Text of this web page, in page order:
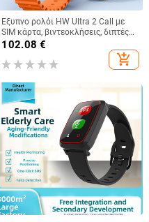
Έξυπνο ρολόι HW Ultra 2 Call με
SIM κάρτα, βιντεοκλήσεις, διπτές
κάμερες μπροστά και πίσω,
εντοπισμό θέσης, οθόνη αφής
WeChat, ασύρματη φόρτιση
102.08 €
add_shopping_cart